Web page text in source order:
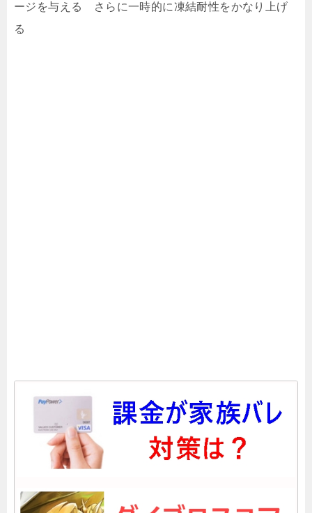
ージを与える さらに一時的に凍結耐性をかなり上げ
る